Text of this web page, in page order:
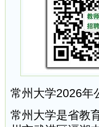
常州大学2026年
常州大学是省教